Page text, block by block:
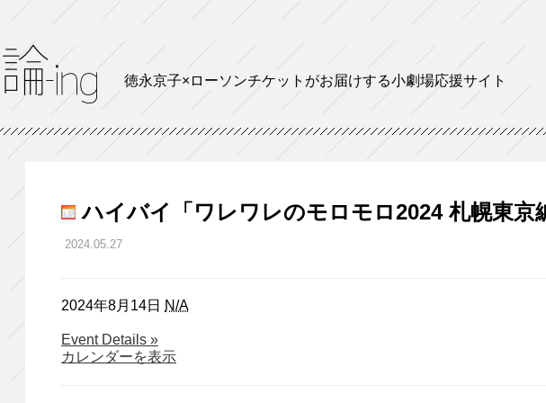
徳永京子×ローソンチケットがお届けする小劇場応援サイト
ハイバイ「ワレワレのモロモロ2024 札幌東京
2024.05.27
2024年8月14日 N/A
Event Details about
ハ
»
カレンダーを表示